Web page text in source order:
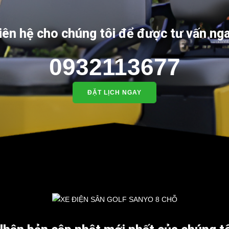
hệ cho chúng tôi để được tư vấn
0932113677
ĐẶT LỊCH NGAY